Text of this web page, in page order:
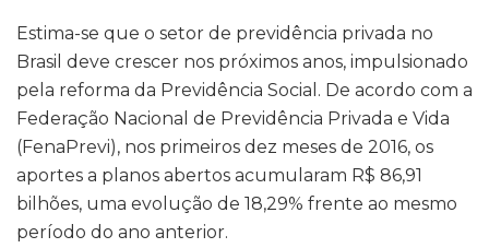
Estima-se que o setor de previdência privada no
Brasil deve crescer nos próximos anos, impulsionado
pela reforma da Previdência Social. De acordo com a
Federação Nacional de Previdência Privada e Vida
(FenaPrevi), nos primeiros dez meses de 2016, os
aportes a planos abertos acumularam R$ 86,91
bilhões, uma evolução de 18,29% frente ao mesmo
período do ano anterior.